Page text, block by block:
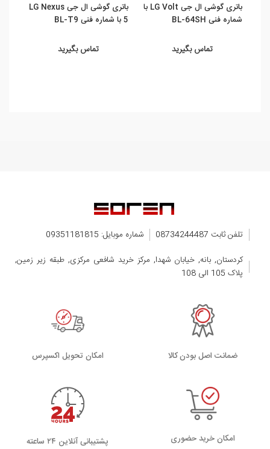
باتری گوشی ال جی LG Volt با
شماره فنی BL-64SH
تماس بگیرید
باتری گوشی ال جی LG Nexus
5 با شماره فنی BL-T9
تماس بگیرید
تلفن ثابت 08734244487
شماره موبایل: 09351181815
کردستان, بانه, خیابان شهدا, مرکز خرید شافعی مرکزی, طبقه زیر زمین,
پلاک 105 الی 108
ضمانت اصل بودن کالا اﻣﮑﺎن ﺗﺤﻮﯾﻞ اﮐﺴﭙﺮس
امکان خرید حضوری پشتیبانی آنلاین ۲۴ ساعته